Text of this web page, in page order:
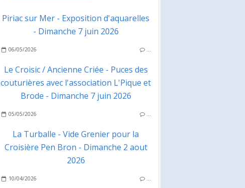
Piriac sur Mer - Exposition d'aquarelles
- Dimanche 7 juin 2026
06/05/2026 …
Le Croisic / Ancienne Criée - Puces des
couturières avec l'association L'Pique et
Brode - Dimanche 7 juin 2026
05/05/2026 …
La Turballe - Vide Grenier pour la
Croisière Pen Bron - Dimanche 2 aout
2026
10/04/2026 …